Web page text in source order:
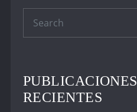
PUBLICACIONES
RECIENTES